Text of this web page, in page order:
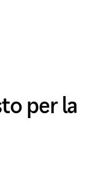
per la